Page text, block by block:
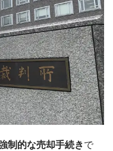
制的な売却手続きで